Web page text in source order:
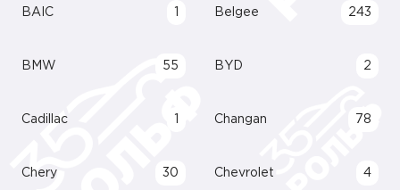
BAIC Belgee 243
BMW 55 BYD 2
Cadillac Changan 78
Chery 30 Chevrolet 4